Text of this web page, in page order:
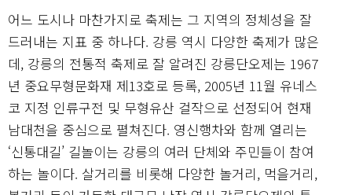
어느 도시나 마찬가지로 축제는 그 지역의 정체성을 잘
드러내는 지표 중 하나다. 강릉 역시 다양한 축제가 많은
데, 강릉의 전통적 축제로 잘 알려진 강릉단오제는 1967
년 중요무형문화재 제13호로 등록, 2005년 11월 유네스
코 지정 인류구전 및 무형유산 걸작으로 선정되어 현재
남대천을 중심으로 펼쳐진다. 영신행차와 함께 열리는
‘신통대길’ 길놀이는 강릉의 여러 단체와 주민들이 참여
하는 놀이다. 살거리를 비롯해 다양한 놀거리, 먹을거리,